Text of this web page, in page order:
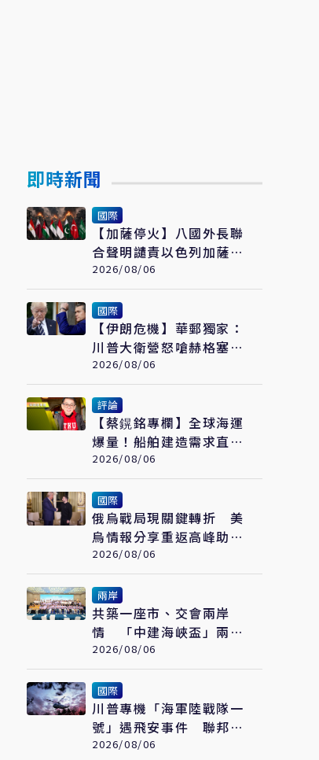
即時新聞
國際
【加薩停火】八國外長聯
合聲明譴責以色列加薩攻
擊 警告政治進程恐全面
脫軌
2026/08/06
國際
【伊朗危機】華郵獨家：
川普大衛營怒嗆赫格塞
斯 伊朗彈藥嚴重短缺恐
限縮軍事選項
2026/08/06
評論
【蔡鎤銘專欄】全球海運
爆量！船舶建造需求直衝
1.1億總噸
2026/08/06
國際
俄烏戰局現關鍵轉折 美
烏情報分享重返高峰助基
輔前線連連得手
2026/08/06
兩岸
共築一座市、交會兩岸
情 「中建海峽盃」兩岸
大學生實體建構賽在福州
落幕
2026/08/06
國際
川普專機「海軍陸戰隊一
號」遇飛安事件 聯邦航
空總署已啟動調查
2026/08/06